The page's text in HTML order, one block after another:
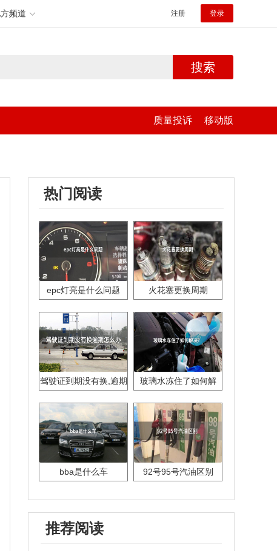
频道 注册 登录
搜索
质量投诉 移动版
热门阅读
epc灯亮是什么问题 火花塞更换周期
驾驶证到期没有换,逾期
玻璃水冻住了如何解
bba是什么车 92号95号汽油区别
推荐阅读